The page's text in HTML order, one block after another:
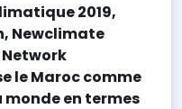
2019,
Newclimate
le Maroc comme
en termes